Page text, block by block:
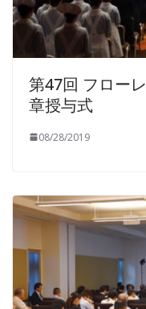
第47回 フロー
章授与式
08/28/2019